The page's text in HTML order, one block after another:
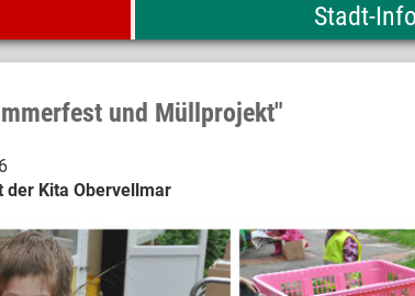
Stadt-Info
und Müllprojekt"
Kita Obervellmar